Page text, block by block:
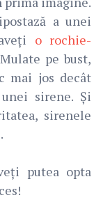
a unei
o rochie-
pe bust,
mai jos decât
sirene. Și
sirenele
putea opta